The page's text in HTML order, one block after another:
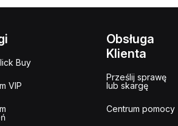
Buy
VIP
Obsługa
Klienta
Prześlij sprawę
lub skargę
Centrum pomocy